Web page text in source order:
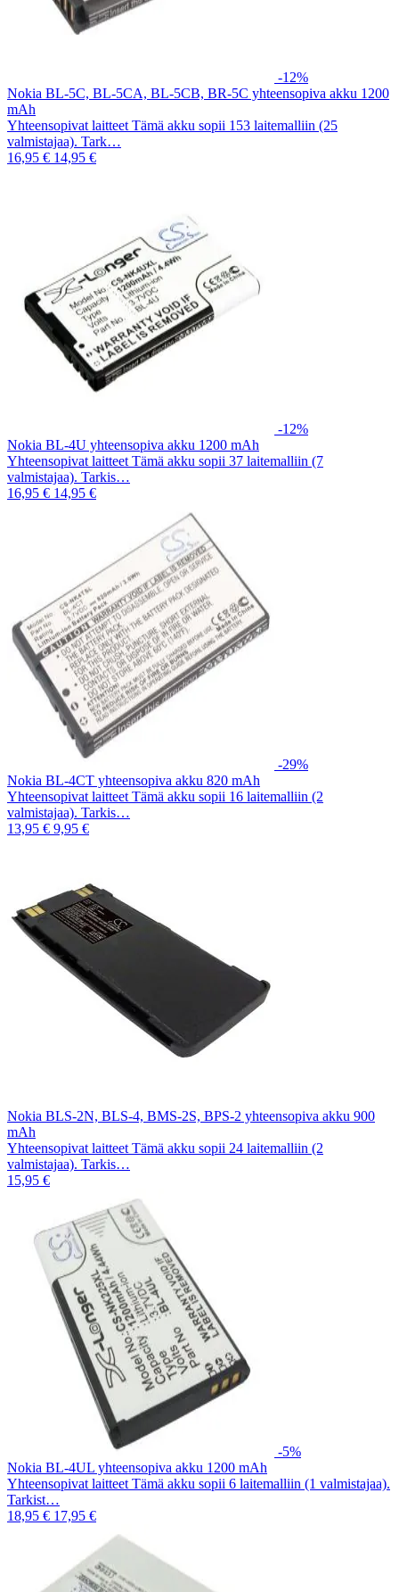
-12%
Nokia BL-5C, BL-5CA, BL-5CB, BR-5C yhteensopiva akku 1200
mAh
Yhteensopivat laitteet Tämä akku sopii 153 laitemalliin (25
valmistajaa). Tark…
16,95 € 14,95 €
-12%
Nokia BL-4U yhteensopiva akku 1200 mAh
Yhteensopivat laitteet Tämä akku sopii 37 laitemalliin (7
valmistajaa). Tarkis…
16,95 € 14,95 €
-29%
Nokia BL-4CT yhteensopiva akku 820 mAh
Yhteensopivat laitteet Tämä akku sopii 16 laitemalliin (2
valmistajaa). Tarkis…
13,95 € 9,95 €
Nokia BLS-2N, BLS-4, BMS-2S, BPS-2 yhteensopiva akku 900
mAh
Yhteensopivat laitteet Tämä akku sopii 24 laitemalliin (2
valmistajaa). Tarkis…
15,95 €
-5%
Nokia BL-4UL yhteensopiva akku 1200 mAh
Yhteensopivat laitteet Tämä akku sopii 6 laitemalliin (1 valmistajaa).
Tarkist…
18,95 € 17,95 €